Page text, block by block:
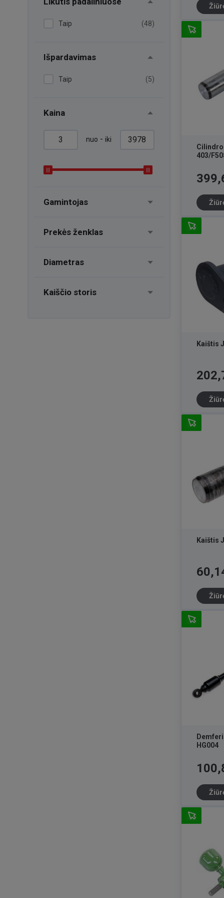
Taip (48)
Išpardavimas
Taip (5)
Kaina
nuo - iki
Gamintojas
Prekės ženklas
Diametras
Kaiščio storis
403/
Kaina
Kaištis
Kaina
Kaištis
Kaina
HG004
Kaina